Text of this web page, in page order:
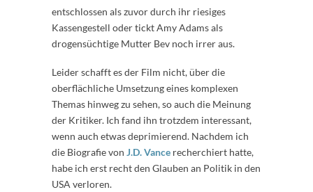
entschlossen als zuvor durch ihr riesiges
Kassengestell oder tickt Amy Adams als
drogensüchtige Mutter Bev noch irrer aus.
Leider schafft es der Film nicht, über die
oberflächliche Umsetzung eines komplexen
Themas hinweg zu sehen, so auch die Meinung
der Kritiker. Ich fand ihn trotzdem interessant,
wenn auch etwas deprimierend. Nachdem ich
die Biografie von J.D. Vance recherchiert hatte,
habe ich erst recht den Glauben an Politik in den
USA verloren.